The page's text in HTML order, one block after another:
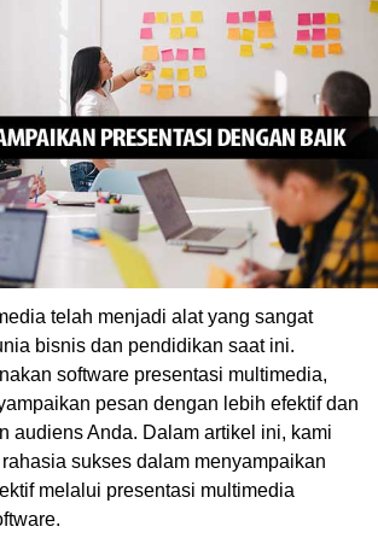
telah menjadi alat yang sangat
bisnis dan pendidikan saat ini.
software presentasi multimedia,
pesan dengan lebih efektif dan
audiens Anda. Dalam artikel ini, kami
sukses dalam menyampaikan
melalui presentasi multimedia